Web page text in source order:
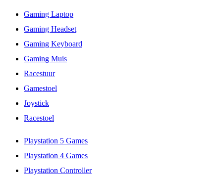
Gaming Laptop
Gaming Headset
Gaming Keyboard
Gaming Muis
Racestuur
Gamestoel
Joystick
Racestoel
Playstation 5 Games
Playstation 4 Games
Playstation Controller